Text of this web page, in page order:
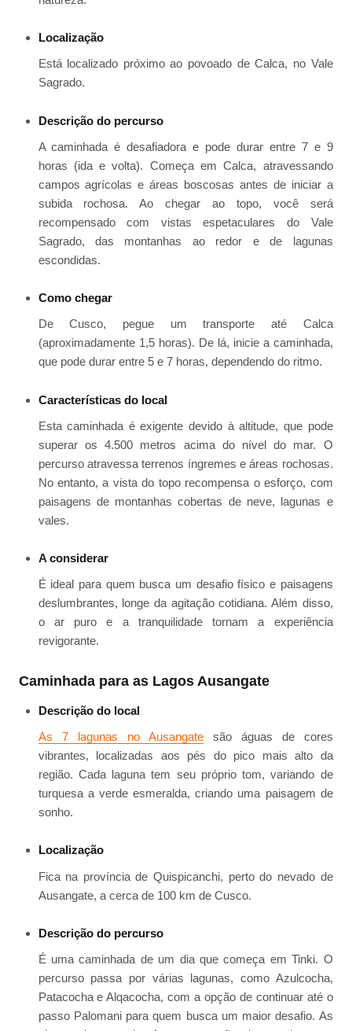
Localização
Está localizado próximo ao povoado de Calca, no Vale
Sagrado.
Descrição do percurso
A caminhada é desafiadora e pode durar entre 7 e 9
horas (ida e volta). Começa em Calca, atravessando
campos agrícolas e áreas boscosas antes de iniciar a
subida rochosa. Ao chegar ao topo, você será
recompensado com vistas espetaculares do Vale
Sagrado, das montanhas ao redor e de lagunas
escondidas.
Como chegar
De Cusco, pegue um transporte até Calca
(aproximadamente 1,5 horas). De lá, inicie a caminhada,
que pode durar entre 5 e 7 horas, dependendo do ritmo.
Características do local
Esta caminhada é exigente devido à altitude, que pode
superar os 4.500 metros acima do nível do mar. O
percurso atravessa terrenos íngremes e áreas rochosas.
No entanto, a vista do topo recompensa o esforço, com
paisagens de montanhas cobertas de neve, lagunas e
vales.
A considerar
É ideal para quem busca um desafio físico e paisagens
deslumbrantes, longe da agitação cotidiana. Além disso,
o ar puro e a tranquilidade tornam a experiência
revigorante.
Caminhada para as Lagos Ausangate
Descrição do local
As 7 lagunas no Ausangatesão águas de cores
vibrantes, localizadas aos pés do pico mais alto da
região. Cada laguna tem seu próprio tom, variando de
turquesa a verde esmeralda, criando uma paisagem de
sonho.
Localização
Fica na província de Quispicanchi, perto do nevado de
Ausangate, a cerca de 100 km de Cusco.
Descrição do percurso
É uma caminhada de um dia que começa em Tinki. O
percurso passa por várias lagunas, como Azulcocha,
Patacocha e Alqacocha, com a opção de continuar até o
passo Palomani para quem busca um maior desafio. As